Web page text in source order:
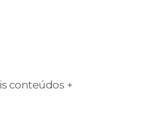
conteúdos +